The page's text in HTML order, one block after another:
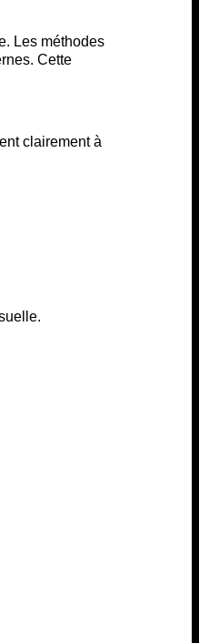
Les méthodes
Cette
clairement à